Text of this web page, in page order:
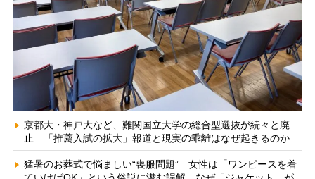
京都大・神戸大など、難関国立大学の総合型選抜が続々と廃
止 「推薦入試の拡大」報道と現実の乖離はなぜ起きるのか
猛暑のお葬式で悩ましい“喪服問題” 女性は「ワンピースを着